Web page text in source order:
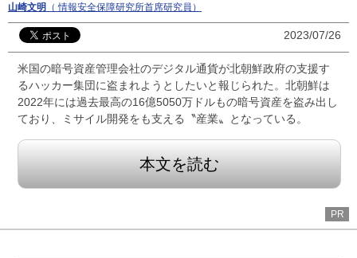
山崎文明 （ 情報安全保障研究所首席研究員）
2023/07/26
米国の暗号資産管理会社のデジタル通貨が北朝鮮政府の支援す
るハッカー集団に盗まれようとしたいと報じられた。北朝鮮は
2022年には過去最高の16億5050万ドルもの暗号資産を盗み出し
ており、ミサイル開発をも支える〝産業〟となっている。
本文を読む
PR